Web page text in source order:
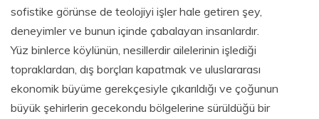
sofistike görünse de teolojiyi işler hale getiren şey,
deneyimler ve bunun içinde çabalayan insanlardır.
Yüz binlerce köylünün, nesillerdir ailelerinin işlediği
topraklardan, dış borçları kapatmak ve uluslararası
ekonomik büyüme gerekçesiyle çıkarıldığı ve çoğunun
büyük şehirlerin gecekondu bölgelerine sürüldüğü bir